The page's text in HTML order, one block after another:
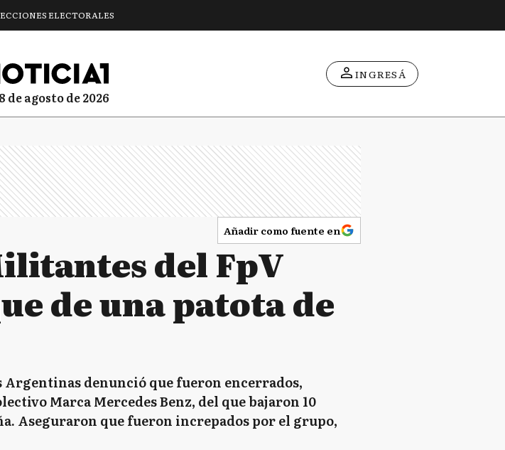
ELECTORALES
de agosto de 2026
INGRESÁ
Añadir como fuente en
del FpV
de una patota de
denunció que fueron encerrados,
Marca Mercedes Benz, del que bajaron 10
Aseguraron que fueron increpados por el grupo,